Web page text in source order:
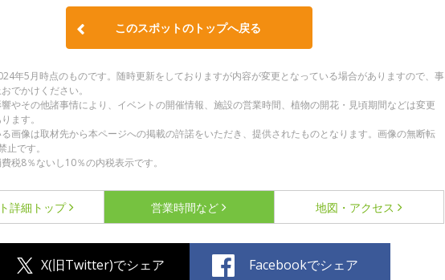
このスポットのトップへ戻る
年5月時点のものです。随時更新をしておりますが内容が変更となっている場合がありますので、事
でかけください。
やその他諸事情により、イベントの開催情報、施設の営業時間、植物の開花・見頃期間などは変更
ます。
画像は取材先から本ページへの掲載の許諾をいただき、提供されたものとなります。画像の無断転
止です。
税8％ないし10％の内税表示です。
詳細 トップ 営業時間など 地図・アクセス
X(旧Twitter)でシェア Facebookでシェア